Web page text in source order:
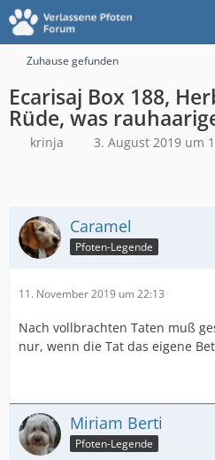
Zuhause gefunden
Ecarisaj Box 188,
Rüde, was
krinja 3. August 2019 um
Caramel
Pfoten-Legende
11. November 2019 um 22:13
Nach vollbrachten Taten muß
nur, wenn die Tat das eigene
Miriam Berti
Pfoten-Legende